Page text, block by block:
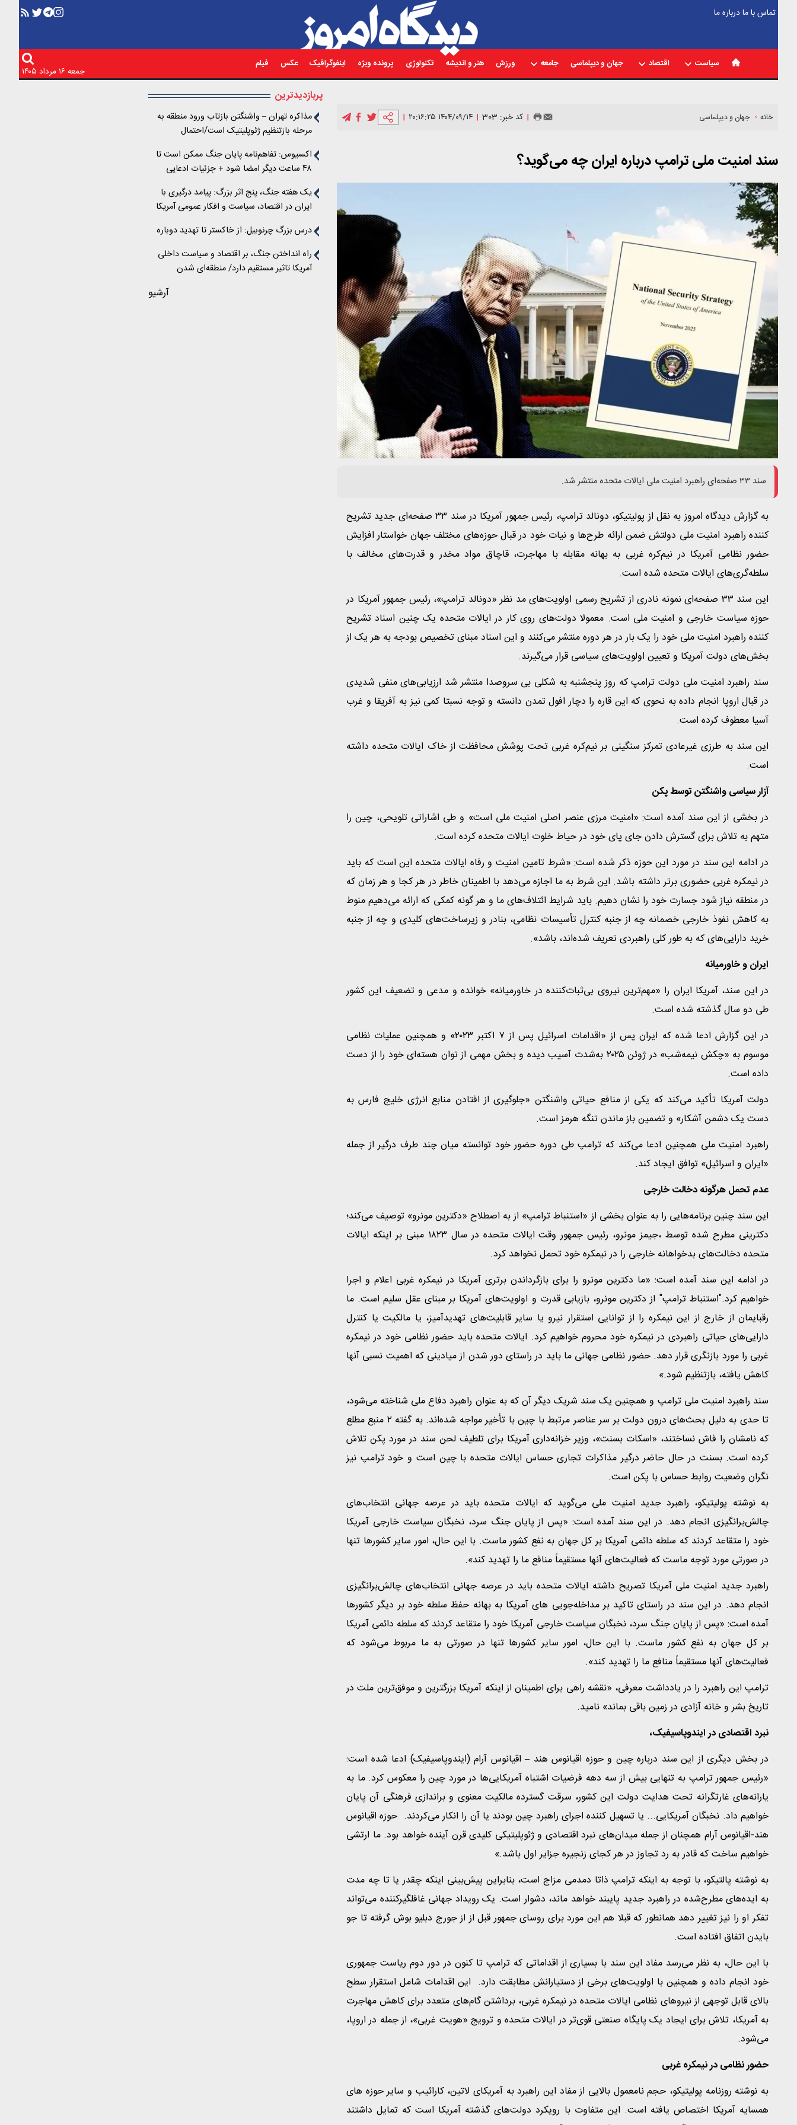
تماس با مادرباره ما
سیاست اقتصاد جهان و دیپلماسی جامعه ورزش هنر و اندیشه تکنولوژی پرونده ویژه اینفوگرافیک عکس فیلم
جمعه ۱۶ مرداد ۱۴۰۵
خانه جهان و دیپلماسی کد خبر: 303 ۱۴۰۴/۰۹/۱۴ ۲۰:۱۶:۲۵
سند امنیت ملی ترامپ درباره ایران چه می‌گوید؟
سند ۳۳ صفحه‌ای راهبرد امنیت ملی ایالات متحده منتشر شد.
به گزارش دیدگاه امروز به نقل از پولیتیکو، دونالد ترامپ، رئیس جمهور آمریکا در سند ۳۳ صفحه‌ای جدید تشریح
کننده راهبرد امنیت ملی دولتش ضمن ارائه طرح‌ها و نیات خود در قبال حوزه‌های مختلف جهان خواستار افزایش
حضور نظامی آمریکا در نیم‌کره غربی به بهانه مقابله با مهاجرت، قاچاق مواد مخدر و قدرت‌های مخالف با
سلطه‌گری‌های ایالات متحده شده است.
این سند ۳۳ صفحه‌ای نمونه‌ نادری از تشریح رسمی اولویت‌های مد نظر «دونالد ترامپ»، رئیس جمهور آمریکا در
حوزه سیاست خارجی و امنیت ملی است. معمولا دولت‌های روی کار در ایالات متحده یک چنین اسناد تشریح
کننده راهبرد امنیت ملی خود را یک بار در هر دوره منتشر می‌کنند و این اسناد مبنای تخصیص بودجه به هر یک از
بخش‌های دولت آمریکا و تعیین اولویت‌های سیاسی قرار می‌گیرند.
سند راهبرد امنیت ملی دولت ترامپ که روز پنجشنبه به شکلی بی سروصدا منتشر شد ارزیابی‌های منفی شدیدی
در قبال اروپا انجام داده به نحوی که این قاره را دچار افول تمدن دانسته و توجه نسبتا کمی نیز به آفریقا و غرب
آسیا معطوف کرده است.
این سند به طرزی غیرعادی تمرکز سنگینی بر نیم‌کره غربی تحت پوشش محافظت از خاک ایالات متحده داشته
است.
آزار سیاسی واشنگتن توسط پکن
در بخشی از این سند آمده است: «امنیت مرزی عنصر اصلی امنیت ملی است» و طی اشاراتی تلویحی، چین را
متهم به تلاش برای گسترش دادن جای پای خود در حیاط خلوت ایالات متحده کرده است.
در ادامه این سند در مورد این حوزه ذکر شده است: «شرط تامین امنیت و رفاه ایالات متحده این است که باید
در نیمکره غربی حضوری برتر داشته باشد. این شرط به ما اجازه می‌دهد با اطمینان خاطر در هر کجا و هر زمان که
در منطقه نیاز شود جسارت خود را نشان دهیم. باید شرایط ائتلاف‌های ما و هر گونه کمکی که ارائه می‌دهیم منوط
به کاهش نفوذ خارجی خصمانه چه از جنبه کنترل تأسیسات نظامی، بنادر و زیرساخت‌های کلیدی و چه از جنبه
خرید دارایی‌های که به طور کلی راهبردی تعریف شده‌اند، باشد».
ایران و خاورمیانه
در این سند، آمریکا ایران را «مهم‌ترین نیروی بی‌ثبات‌کننده در خاورمیانه» خوانده و مدعی و تضعیف این کشور
طی دو سال گذشته شده است.
در این گزارش ادعا شده که ایران پس از «اقدامات اسرائیل پس از ۷ اکتبر ۲۰۲۳» و همچنین عملیات نظامی
موسوم به «چکش نیمه‌شب» در ژوئن ۲۰۲۵ به‌شدت آسیب دیده و بخش مهمی از توان هسته‌ای خود را از دست
داده است.
دولت آمریکا تأکید می‌کند که یکی از منافع حیاتی واشنگتن «جلوگیری از افتادن منابع انرژی خلیج فارس به
دست یک دشمن آشکار» و تضمین باز ماندن تنگه هرمز است.
راهبرد امنیت ملی همچنین ادعا می‌کند که ترامپ طی دوره حضور خود توانسته میان چند طرف درگیر از جمله
«ایران و اسرائیل» توافق ایجاد کند.
عدم تحمل هرگونه دخالت خارجی
این سند چنین برنامه‌هایی را به عنوان بخشی از «استنباط ترامپ» از به اصطلاح «دکترین مونرو» توصیف می‌کند؛
دکترینی مطرح شده توسط ،جیمز مونرو، رئیس جمهور وقت ایالات متحده در سال ۱۸۲۳ مبنی بر اینکه ایالات
متحده دخالت‌های بدخواهانه خارجی را در نیمکره خود تحمل نخواهد کرد.
در ادامه این سند آمده است: «ما دکترین مونرو را برای بازگرداندن برتری آمریکا در نیمکره غربی اعلام و اجرا
خواهیم کرد."استنباط ترامپ" از دکترین مونرو، بازیابی قدرت و اولویت‌های آمریکا بر مبنای عقل سلیم است. ما
رقبایمان از خارج از این نیمکره را از توانایی استقرار نیرو یا سایر قابلیت‌های تهدیدآمیز، یا مالکیت یا کنترل
دارایی‌های حیاتی راهبردی در نیمکره خود محروم خواهیم کرد. ایالات متحده باید حضور نظامی خود در نیمکره
غربی را مورد بازنگری قرار دهد. حضور نظامی جهانی ما باید در راستای دور شدن از میادینی که اهمیت نسبی آنها
کاهش یافته، بازتنظیم شود.»
سند راهبرد امنیت ملی ترامپ و همچنین یک سند شریک دیگر آن که به عنوان راهبرد دفاع ملی شناخته می‌شود،
تا حدی به دلیل بحث‌های درون دولت بر سر عناصر مرتبط با چین با تأخیر مواجه شده‌اند. به گفته ۲ منبع مطلع
که نامشان را فاش نساختند، «اسکات بسنت»، وزیر خزانه‌داری آمریکا برای تلطیف لحن سند در مورد پکن تلاش
کرده است. بسنت در حال حاضر درگیر مذاکرات تجاری حساس ایالات متحده با چین است و خود ترامپ نیز
نگران وضعیت روابط حساس با پکن است.
به نوشته پولیتیکو، راهبرد جدید امنیت ملی می‌گوید که ایالات متحده باید در عرصه جهانی انتخاب‌های
چالش‌برانگیزی انجام دهد. در این سند آمده است: «پس از پایان جنگ سرد، نخبگان سیاست خارجی آمریکا
خود را متقاعد کردند که سلطه دائمی آمریکا بر کل جهان به نفع کشور ماست. با این حال، امور سایر کشورها تنها
در صورتی مورد توجه ماست که فعالیت‌های آنها مستقیماً منافع ما را تهدید کند».
راهبرد جدید امنیت ملی آمریکا تصریح داشته ایالات متحده باید در عرصه جهانی انتخاب‌های چالش‌برانگیزی
انجام دهد. در این سند در راستای تاکید بر مداخله‌جویی های آمریکا به بهانه حفظ سلطه خود بر دیگر کشورها
آمده است: «پس از پایان جنگ سرد، نخبگان سیاست خارجی آمریکا خود را متقاعد کردند که سلطه دائمی آمریکا
بر کل جهان به نفع کشور ماست. با این حال، امور سایر کشورها تنها در صورتی به ما مربوط می‌شود که
فعالیت‌های آنها مستقیماً منافع ما را تهدید کند».
ترامپ این راهبرد را در یادداشت معرفی، «نقشه راهی برای اطمینان از اینکه آمریکا بزرگترین و موفق‌ترین ملت در
تاریخ بشر و خانه آزادی در زمین باقی بماند» نامید.
نبرد اقتصادی در ایندوپاسیفیک،
در بخش دیگری از این سند درباره چین و حوزه اقیانوس هند – اقیانوس آرام (ایندوپاسیفیک) ادعا شده است:
«رئیس جمهور ترامپ به تنهایی بیش از سه دهه فرضیات اشتباه آمریکایی‌ها در مورد چین را معکوس کرد. ما به
یارانه‌های غارتگرانه تحت هدایت دولت این کشور، سرقت گسترده مالکیت معنوی و براندازی فرهنگی آن پایان
خواهیم داد. نخبگان آمریکایی... یا تسهیل کننده اجرای راهبرد چین بودند یا آن را انکار می‌کردند. حوزه اقیانوس
هند-اقیانوس آرام همچنان از جمله میدان‌های نبرد اقتصادی و ژئوپلیتیکی کلیدی قرن آینده خواهد بود. ما ارتشی
خواهیم ساخت که قادر به رد تجاوز در هر کجای زنجیره جزایر اول باشد.»
به نوشته پالتیکو، با توجه به اینکه ترامپ ذاتا دمدمی مزاج است، بنابراین پیش‌بینی اینکه چقدر یا تا چه مدت
به ایده‌های مطرح‌شده در راهبرد جدید پایبند خواهد ماند، دشوار است. یک رویداد جهانی غافلگیرکننده می‌تواند
تفکر او را نیز تغییر دهد همانطور که قبلا هم این مورد برای روسای جمهور قبل از از جورج دبلیو بوش گرفته تا جو
بایدن اتفاق افتاده است.
با این حال، به نظر می‌رسد مفاد این سند با بسیاری از اقداماتی که ترامپ تا کنون در دور دوم ریاست جمهوری
خود انجام داده و همچنین با اولویت‌های برخی از دستیارانش مطابقت دارد. این اقدامات شامل استقرار سطح
بالای قابل توجهی از نیروهای نظامی ایالات متحده در نیمکره غربی، برداشتن گام‌های متعدد برای کاهش مهاجرت
به آمریکا، تلاش برای ایجاد یک پایگاه صنعتی قوی‌تر در ایالات متحده و ترویج «هویت غربی»، از جمله در اروپا،
می‌شود.
حضور نظامی در نیمکره غربی
به نوشته روزنامه پولیتیکو، حجم نامعمول بالایی از مفاد این راهبرد به آمریکای لاتین، کارائیب و سایر حوزه ‌های
همسایه آمریکا اختصاص یافته است. این متفاوت با رویکرد دولت‌های گذشته آمریکا است که تمایل داشتند
پربازدیدترین
مذاکره تهران – واشنگتن بازتاب ورود منطقه به
مرحله‌ بازتنظیم ژئوپلیتیک است/احتمال
اسرائیل دو مسیر را در قبال مذاکرات دنبال
می‌کند/اهداف پاکستان از میانجی‌گری
اکسیوس: تفاهم‌نامه پایان جنگ ممکن است تا
۴۸ ساعت دیگر امضا شود + جزئیات ادعایی
یک هفته جنگ، پنج اثر بزرگ: پیامد درگیری با
ایران در اقتصاد، سیاست و افکار عمومی آمریکا
درس بزرگ چرنوبیل: از خاکستر تا تهدید دوباره
راه انداختن جنگ، بر اقتصاد و سیاست داخلی
آمریکا تاثیر مستقیم دارد/ منطقه‌ای شدن
آرشیو